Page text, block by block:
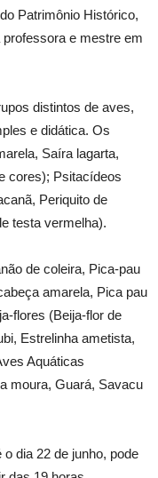
Patrimônio Histórico,
e mestre em
distintos de aves,
e didática. Os
Saíra lagarta,
cores); Psitacídeos
Periquito de
testa vermelha).
de coleira, Pica-pau
amarela, Pica pau
flores (Beija-flor de
Estrelinha ametista,
Aquáticas
moura, Guará, Savacu
dia 22 de junho, pode